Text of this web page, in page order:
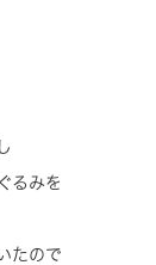
るみを
たので